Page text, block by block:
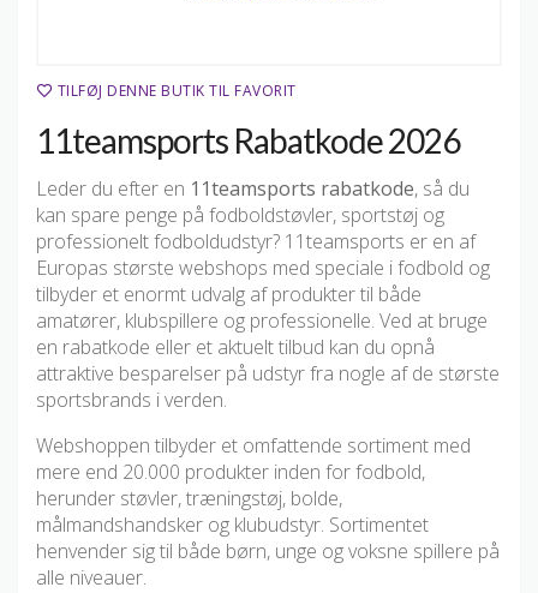
TILFØJ DENNE BUTIK TIL FAVORIT
11teamsports Rabatkode 2026
Leder du efter en 11teamsports rabatkode, så du
kan spare penge på fodboldstøvler, sportstøj og
professionelt fodboldudstyr? 11teamsports er en af
Europas største webshops med speciale i fodbold og
tilbyder et enormt udvalg af produkter til både
amatører, klubspillere og professionelle. Ved at bruge
en rabatkode eller et aktuelt tilbud kan du opnå
attraktive besparelser på udstyr fra nogle af de største
sportsbrands i verden.
Webshoppen tilbyder et omfattende sortiment med
mere end 20.000 produkter inden for fodbold,
herunder støvler, træningstøj, bolde,
målmandshandsker og klubudstyr. Sortimentet
henvender sig til både børn, unge og voksne spillere på
alle niveauer.